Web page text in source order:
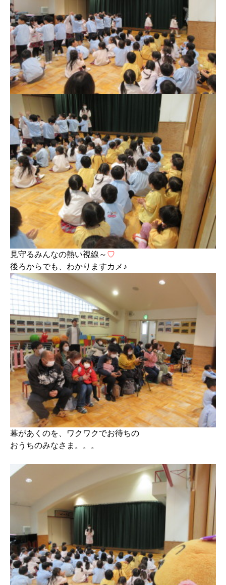
見守るみんなの熱い視線～ ♡
後ろからでも、わかりますカメ♪
幕があくのを、ワクワクでお待ちの
おうちのみなさま。。。